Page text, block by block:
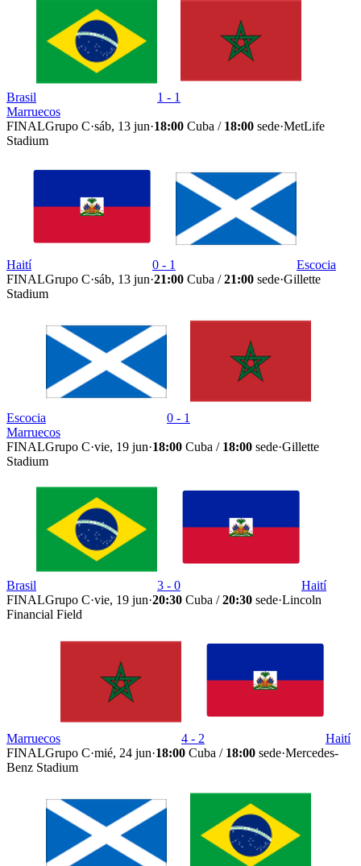
Brasil
1 - 1
Marruecos
FINALGrupo C·sáb, 13 jun·18:00 Cuba / 18:00 sede·MetLife
Stadium
Haití 0 - 1
Escocia
FINALGrupo C·sáb, 13 jun·21:00 Cuba /21:00 sede·Gillette
Stadium
Escocia
0 - 1
Marruecos
FINALGrupo C·vie, 19 jun·18:00 Cuba / 18:00 sede·Gillette
Stadium
Brasil 3 - 0
Haití
FINALGrupo C·vie, 19 jun·20:30 Cuba /20:30 sede·Lincoln
Financial Field
Marruecos 4 - 2
Haití
FINALGrupo C·mié, 24 jun·18:00 Cuba / 18:00 sede·Mercedes-
Benz Stadium